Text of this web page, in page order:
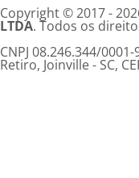
Copyright © 2017 -
LTDA. Todos os
CNPJ 08.246.344/
Retiro, Joinville - SC,